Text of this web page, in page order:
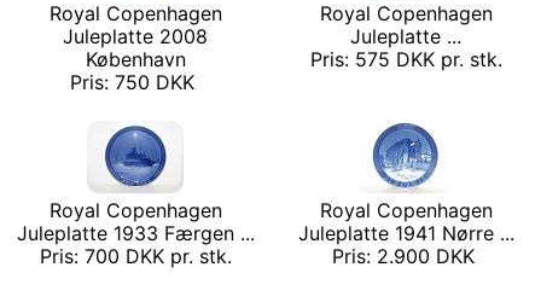
Royal Copenhagen
Juleplatte 2008
København
Pris: 750 DKK
Royal Copenhagen
Juleplatte ...
Pris: 575 DKK pr. stk.
Royal Copenhagen
Juleplatte 1933 Færgen ...
Pris: 700 DKK pr. stk.
Royal Copenhagen
Juleplatte 1941 Nørre ...
Pris: 2.900 DKK